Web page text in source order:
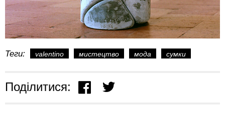
Теги: valentino мистецтво мода сумки
Поділитися: